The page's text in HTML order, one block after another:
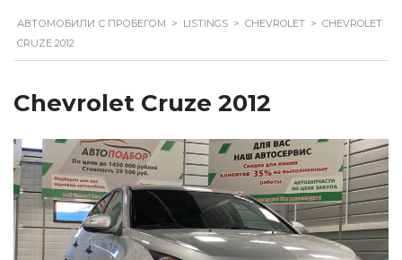
АВТОМОБИЛИ С ПРОБЕГОМ > LISTINGS > CHEVROLET > CHEVROLET
CRUZE 2012
Chevrolet Cruze 2012